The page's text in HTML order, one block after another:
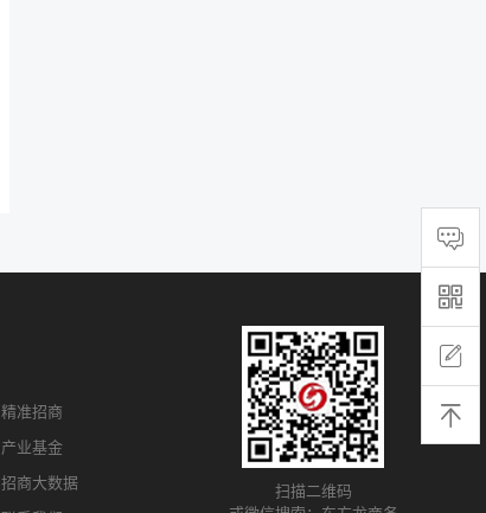
精准招商
产业基金
招商大数据
扫描二维码